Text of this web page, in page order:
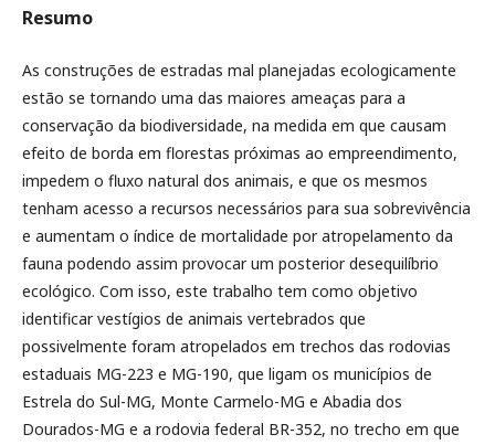
Resumo
As construções de estradas mal planejadas ecologicamente
estão se tornando uma das maiores ameaças para a
conservação da biodiversidade, na medida em que causam
efeito de borda em florestas próximas ao empreendimento,
impedem o fluxo natural dos animais, e que os mesmos
tenham acesso a recursos necessários para sua sobrevivência
e aumentam o índice de mortalidade por atropelamento da
fauna podendo assim provocar um posterior desequilíbrio
ecológico. Com isso, este trabalho tem como objetivo
identificar vestígios de animais vertebrados que
possivelmente foram atropelados em trechos das rodovias
estaduais MG-223 e MG-190, que ligam os municípios de
Estrela do Sul-MG, Monte Carmelo-MG e Abadia dos
Dourados-MG e a rodovia federal BR-352, no trecho em que